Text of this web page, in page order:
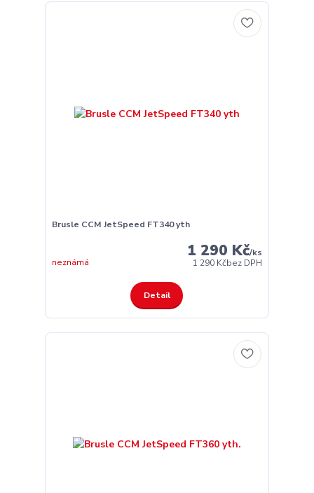
Brusle CCM JetSpeed FT340 yth
1 290 Kč/ks
1 290 Kčbez DPH
neznámá
Detail